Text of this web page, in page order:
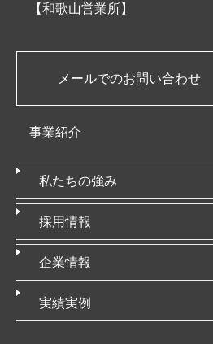
【和歌山営業所】
メールでのお問い合わせ
事業紹介
私たちの強み
採用情報
企業情報
実績実例